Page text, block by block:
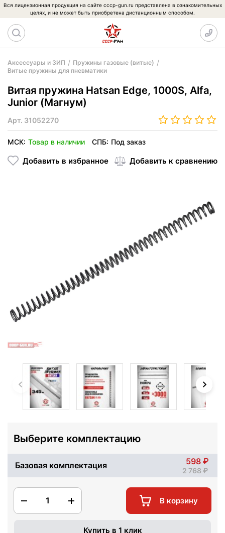
Вся лицензионная продукция на сайте cccp-gun.ru представлена в ознакомительных
целях, и не может быть приобретена дистанционным способом.
Аксессуары и ЗИП
Пружины газовые (витые)
Витые пружины для пневматики
Витая пружина Hatsan Edge, 1000S, Alfa,
Junior (Магнум)
Арт. 31052270
МСК: Товар в наличии СПБ: Под заказ
Добавить в избранное Добавить к сравнению
Выберите комплектацию
Базовая комплектация 598
2 768
1 В корзину
Купить в 1 клик